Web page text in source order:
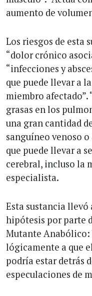
aumento de
Los riesgos de esta
“dolor crónico
“infecciones y
que puede llevar a
miembro afectado”.
grasas en los
una gran cantidad
sanguíneo venoso
que puede llevar a
cerebral, incluso la
especialista.
Esta sustancia
hipótesis por parte
Mutante Anabólico:
lógicamente a que
podría estar detrás
especulaciones de